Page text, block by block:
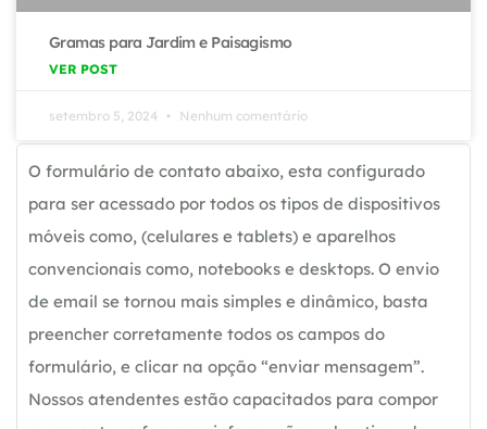
Gramas para Jardim e Paisagismo
VER POST
setembro 5, 2024 Nenhum comentário
O formulário de contato abaixo, esta configurado
para ser acessado por todos os tipos de dispositivos
móveis como, (celulares e tablets) e aparelhos
convencionais como, notebooks e desktops. O envio
de email se tornou mais simples e dinâmico, basta
preencher corretamente todos os campos do
formulário, e clicar na opção “enviar mensagem”.
Nossos atendentes estão capacitados para compor